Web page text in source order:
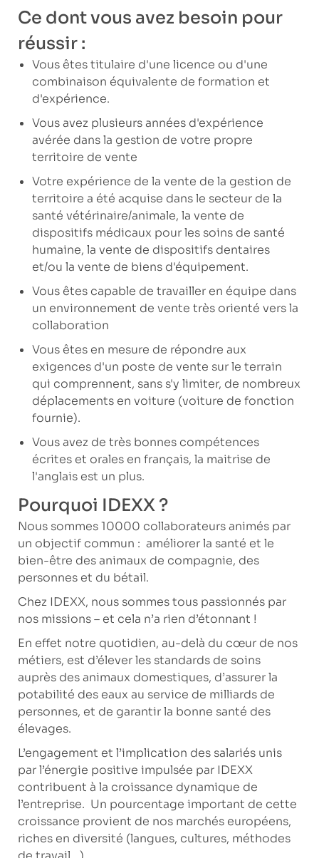
Ce dont vous avez besoin pour
réussir :
Vous êtes titulaire d'une licence ou d'une
combinaison équivalente de formation et
d'expérience.
Vous avez plusieurs années d'expérience
avérée dans la gestion de votre propre
territoire de vente
Votre expérience de la vente de la gestion de
territoire a été acquise dans le secteur de la
santé vétérinaire/animale, la vente de
dispositifs médicaux pour les soins de santé
humaine, la vente de dispositifs dentaires
et/ou la vente de biens d'équipement.
Vous êtes capable de travailler en équipe dans
un environnement de vente très orienté vers la
collaboration
Vous êtes en mesure de répondre aux
exigences d'un poste de vente sur le terrain
qui comprennent, sans s'y limiter, de nombreux
déplacements en voiture (voiture de fonction
fournie).
Vous avez de très bonnes compétences
écrites et orales en français, la maitrise de
l'anglais est un plus.
Pourquoi IDEXX ?
Nous sommes 10000 collaborateurs animés par
un objectif commun : améliorer la santé et le
bien-être des animaux de compagnie, des
personnes et du bétail.
Chez IDEXX, nous sommes tous passionnés par
nos missions – et cela n’a rien d’étonnant !
En effet notre quotidien, au-delà du cœur de nos
métiers, est d’élever les standards de soins
auprès des animaux domestiques, d’assurer la
potabilité des eaux au service de milliards de
personnes, et de garantir la bonne santé des
élevages.
L’engagement et l’implication des salariés unis
par l’énergie positive impulsée par IDEXX
contribuent à la croissance dynamique de
l’entreprise. Un pourcentage important de cette
croissance provient de nos marchés européens,
riches en diversité (langues, cultures, méthodes